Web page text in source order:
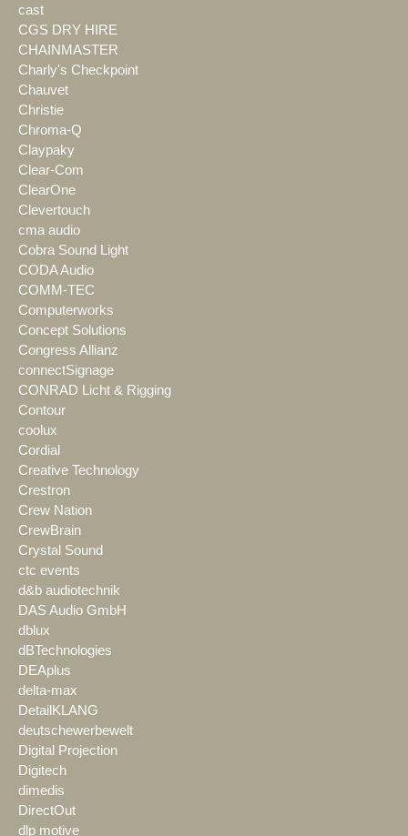
cast
CGS DRY HIRE
CHAINMASTER
Charly's Checkpoint
Chauvet
Christie
Chroma-Q
Claypaky
Clear-Com
ClearOne
Clevertouch
cma audio
Cobra Sound Light
CODA Audio
COMM-TEC
Computerworks
Concept Solutions
Congress Allianz
connectSignage
CONRAD Licht & Rigging
Contour
coolux
Cordial
Creative Technology
Crestron
Crew Nation
CrewBrain
Crystal Sound
ctc events
d&b audiotechnik
DAS Audio GmbH
dblux
dBTechnologies
DEAplus
delta-max
DetailKLANG
deutschewerbewelt
Digital Projection
Digitech
dimedis
DirectOut
dlp motive